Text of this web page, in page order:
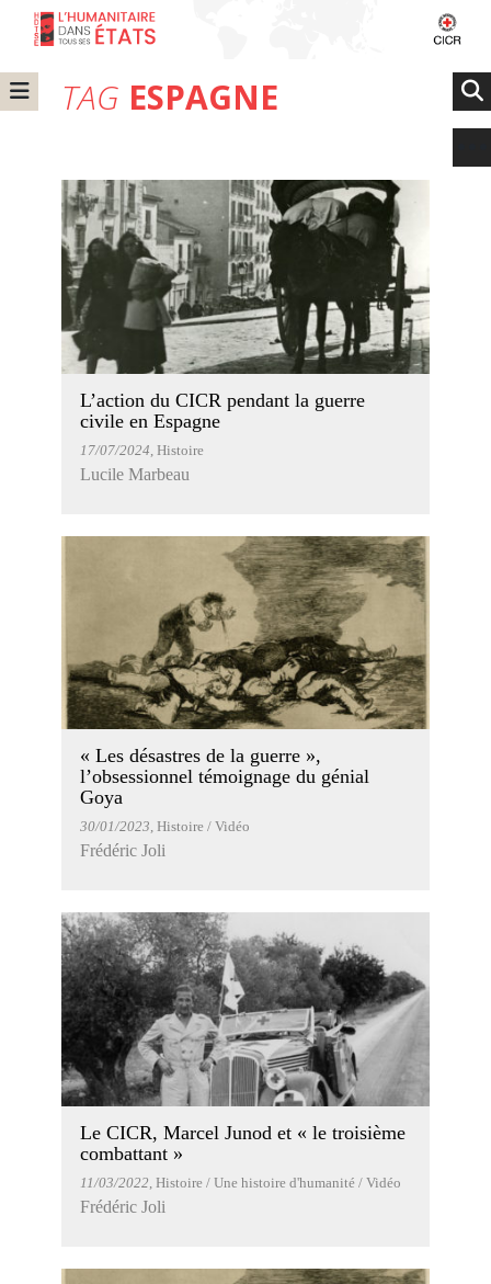
TAG ESPAGNE
L’action du CICR pendant la guerre
civile en Espagne
17/07/2024 , Histoire
Lucile Marbeau
« Les désastres de la guerre »,
l’obsessionnel témoignage du génial
Goya
30/01/2023, Histoire / Vidéo
Frédéric Joli
Le CICR, Marcel Junod et « le troisième
combattant »
11/03/2022, Histoire / Une histoire d'humanité / Vidéo
Frédéric Joli